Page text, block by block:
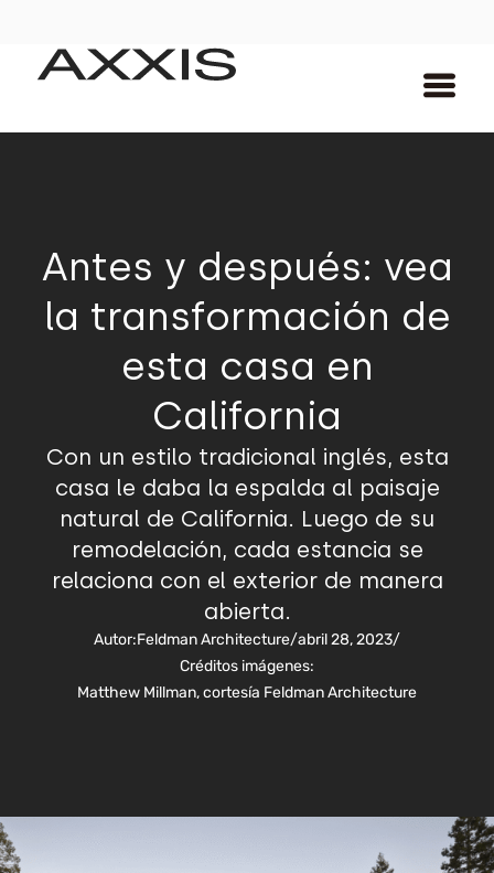
Antes y después: vea
la transformación de
esta casa en
California
Con un estilo tradicional inglés, esta
casa le daba la espalda al paisaje
natural de California. Luego de su
remodelación, cada estancia se
relaciona con el exterior de manera
abierta.
Autor:Feldman Architecture/abril 28, 2023/
Créditos imágenes:
Matthew Millman, cortesía Feldman Architecture